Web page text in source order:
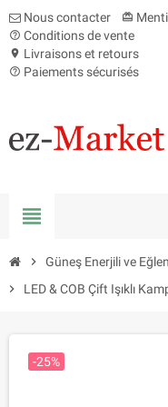
Nous contacter card_giftcard
help_outline Conditions de vente
location_on Livraisons et retours
help_outline Paiements sécurisés
view_headline
chevron_right
Güneş Enerjili ve
chevron_right
LED & COB Çift Işıklı
-25%